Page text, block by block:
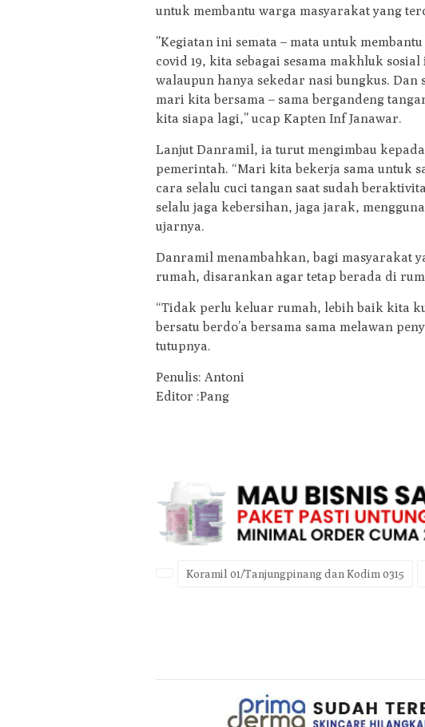
untuk membantu warga masyarakat yang
”Kegiatan ini semata – mata untuk
covid 19, kita sebagai sesama makhluk
walaupun hanya sekedar nasi bungkus. Dan
mari kita bersama – sama bergandeng
kita siapa lagi,” ucap Kapten Inf Janawar.
Lanjut Danramil, ia turut mengimbau
pemerintah. “Mari kita bekerja sama untuk
cara selalu cuci tangan saat sudah
selalu jaga kebersihan, jaga jarak,
ujarnya.
Danramil menambahkan, bagi masyarakat
rumah, disarankan agar tetap berada di
“Tidak perlu keluar rumah, lebih baik kita
bersatu berdo’a bersama sama melawan
tutupnya.
Penulis: Antoni
Editor :Pang
Koramil 01/Tanjungpinang dan Kodim 0315